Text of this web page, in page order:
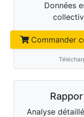
Données
Commander
Analyse